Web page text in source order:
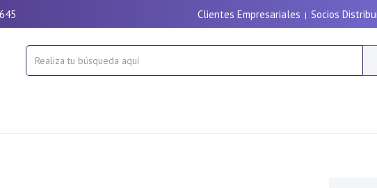
Clientes Empresariales | Socios